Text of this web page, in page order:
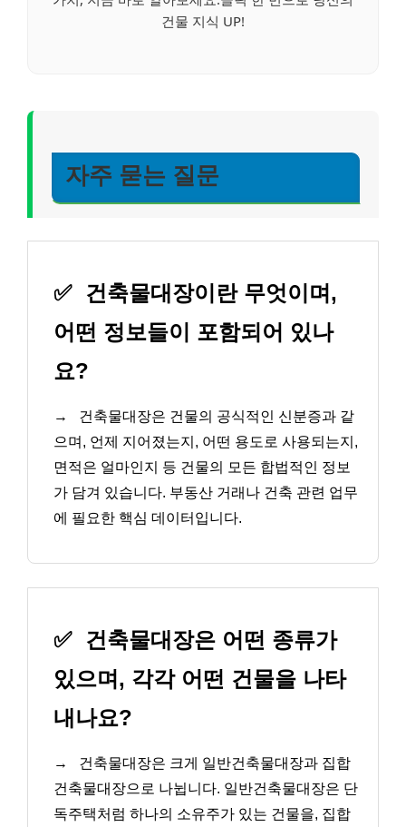
건물 지식 UP!
자주 묻는 질문
✅
건축물대장이란 무엇이며,
어떤 정보들이 포함되어 있나
요?
→
건축물대장은 건물의 공식적인 신분증과 같
으며, 언제 지어졌는지, 어떤 용도로 사용되는지,
면적은 얼마인지 등 건물의 모든 합법적인 정보
가 담겨 있습니다. 부동산 거래나 건축 관련 업무
에 필요한 핵심 데이터입니다.
✅
건축물대장은 어떤 종류가
있으며, 각각 어떤 건물을 나타
내나요?
→
건축물대장은 크게 일반건축물대장과 집합
건축물대장으로 나뉩니다. 일반건축물대장은 단
독주택처럼 하나의 소유주가 있는 건물을, 집합